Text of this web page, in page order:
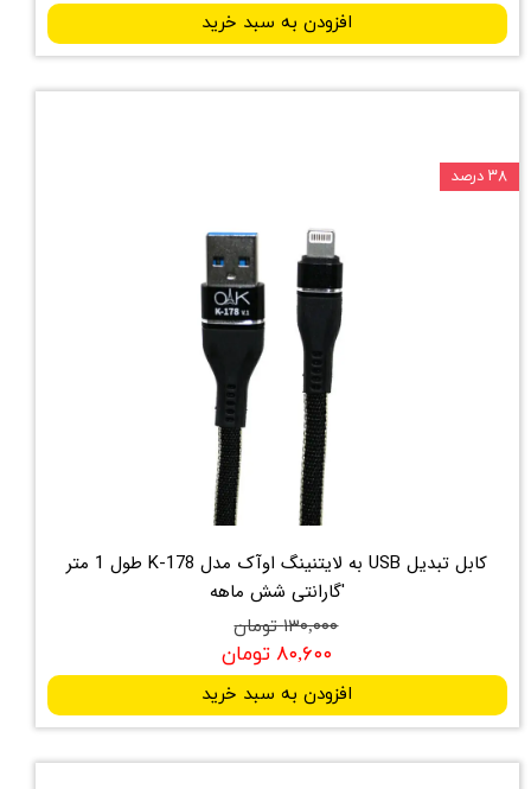
افزودن به سبد خرید
کابل تبدیل USB به لایتنینگ اوآک مدل K-178 طول 1 متر
'گارانتی شش ماهه
۱۳۰,۰۰۰ تومان
۸۰,۶۰۰ تومان
افزودن به سبد خرید
۳۸ درصد